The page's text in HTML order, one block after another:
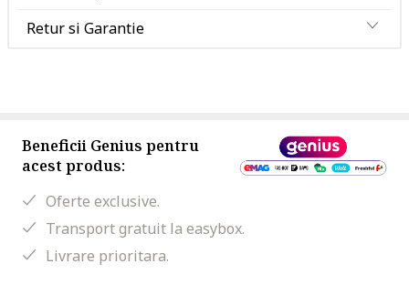
Retur si Garantie
Beneficii Genius pentru
acest produs:
Oferte exclusive.
Transport gratuit la easybox.
Livrare prioritara.